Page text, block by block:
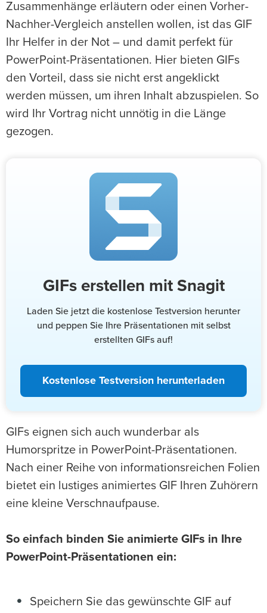
Zusammenhänge erläutern oder einen Vorher-
Nachher-Vergleich anstellen wollen, ist das GIF
Ihr Helfer in der Not – und damit perfekt für
PowerPoint-Präsentationen. Hier bieten GIFs
den Vorteil, dass sie nicht erst angeklickt
werden müssen, um ihren Inhalt abzuspielen. So
wird Ihr Vortrag nicht unnötig in die Länge
gezogen.
GIFs erstellen mit Snagit
Laden Sie jetzt die kostenlose Testversion herunter
und peppen Sie Ihre Präsentationen mit selbst
erstellten GIFs auf!
Kostenlose Testversion herunterladen
GIFs eignen sich auch wunderbar als
Humorspritze in PowerPoint-Präsentationen.
Nach einer Reihe von informationsreichen Folien
bietet ein lustiges animiertes GIF Ihren Zuhörern
eine kleine Verschnaufpause.
So einfach binden Sie animierte GIFs in Ihre
PowerPoint-Präsentationen ein:
Speichern Sie das gewünschte GIF auf